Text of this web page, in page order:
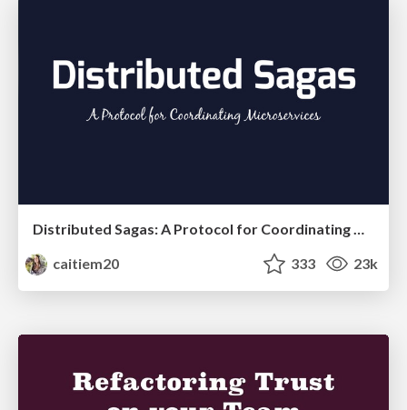
Distributed Sagas: A Protocol for Coordinating Microservices
caitiem20
333 23k